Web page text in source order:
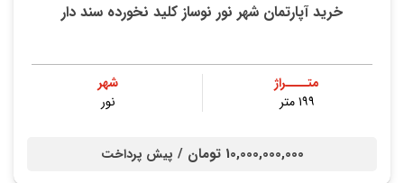
خرید آپارتمان شهر نور نوساز کلید نخورده سند دار
متــــراژ
۱۹۹ متر
شهر
نور
10,000,000,000 تومان / پیش پرداخت